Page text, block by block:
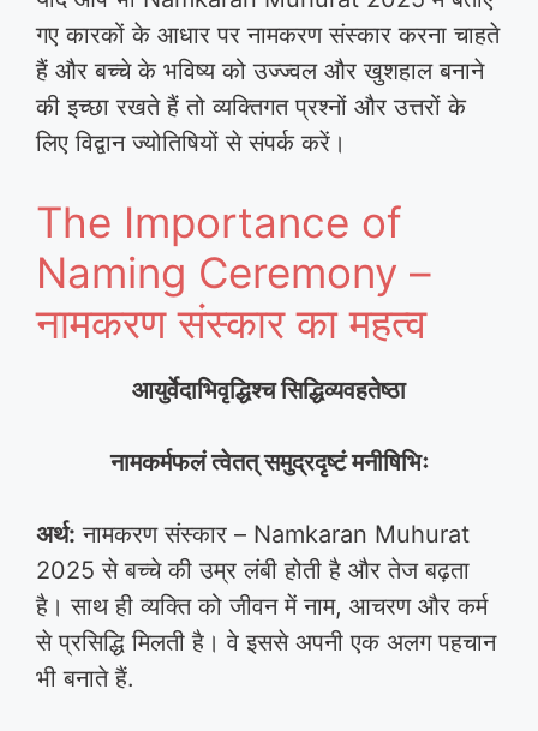
गए कारकों के आधार पर नामकरण संस्कार करना चाहते
हैं और बच्चे के भविष्य को उज्ज्वल और खुशहाल बनाने
की इच्छा रखते हैं तो व्यक्तिगत प्रश्नों और उत्तरों के
लिए विद्वान ज्योतिषियों से संपर्क करें।
The Importance of
Naming Ceremony –
नामकरण संस्कार का महत्व
आयुर्वेदाभिवृद्धिश्च सिद्धिव्यवहतेष्ठा
नामकर्मफलं त्वेतत् समुद्रदृष्टं मनीषिभिः
अर्थ: नामकरण संस्कार – Namkaran Muhurat
2025 से बच्चे की उम्र लंबी होती है और तेज बढ़ता
है। साथ ही व्यक्ति को जीवन में नाम, आचरण और कर्म
से प्रसिद्धि मिलती है। वे इससे अपनी एक अलग पहचान
भी बनाते हैं.